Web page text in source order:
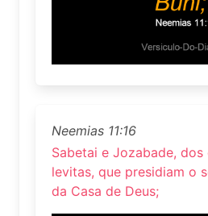
Neemias 11:16
Sabetai e Jozabade,
levitas, que presidiam o
da Casa de Deus;